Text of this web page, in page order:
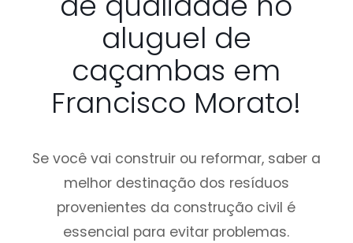
aluguel de
caçambas em
Francisco Morato!
Se você vai construir ou reformar, saber a
melhor destinação dos resíduos
provenientes da construção civil é
essencial para evitar problemas.